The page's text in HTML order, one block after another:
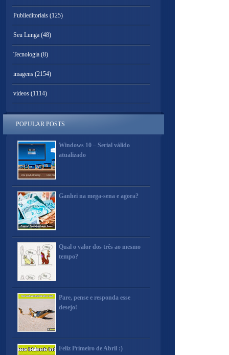
Publieditoriais (125)
Seu Lunga (48)
Tecnologia (8)
imagens (2154)
videos (1114)
POPULAR POSTS
Windows 10 – Serial válido
atualizado
Ganhei na mega-sena e agora?
Qual o valor dos três ao mesmo
tempo?
Pare, pense e responda esse
desejo!
Feliz Primeiro de Abril :)